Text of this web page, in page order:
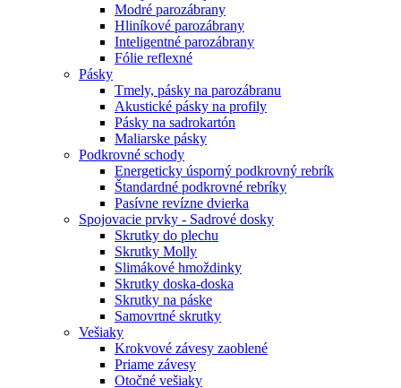
Modré parozábrany
Hliníkové parozábrany
Inteligentné parozábrany
Fólie reflexné
Pásky
Tmely, pásky na parozábranu
Akustické pásky na profily
Pásky na sadrokartón
Maliarske pásky
Podkrovné schody
Energeticky úsporný podkrovný rebrík
Štandardné podkrovné rebríky
Pasívne revízne dvierka
Spojovacie prvky - Sadrové dosky
Skrutky do plechu
Skrutky Molly
Slimákové hmoždinky
Skrutky doska-doska
Skrutky na páske
Samovrtné skrutky
Vešiaky
Krokvové závesy zaoblené
Priame závesy
Otočné vešiaky